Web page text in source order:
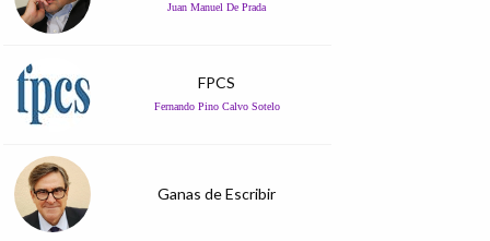
Juan Manuel De Prada
FPCS
Fernando Pino Calvo Sotelo
Ganas de Escribir